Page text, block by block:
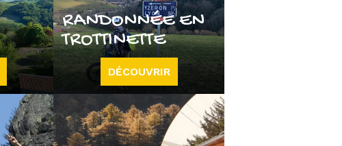
RANDONNÉE EN
TROTTINETTE
DÉCOUVRIR